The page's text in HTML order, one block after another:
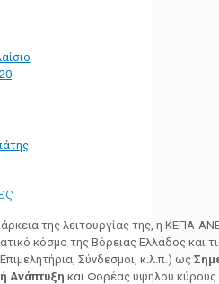
της λειτουργίας της, η ΚΕΠΑ-
κόσμο της Βόρειας Ελλάδος και
Σύνδεσμοι, κ.λ.π.) ως
Ανάπτυξη και Φορέας υψηλού κύρους